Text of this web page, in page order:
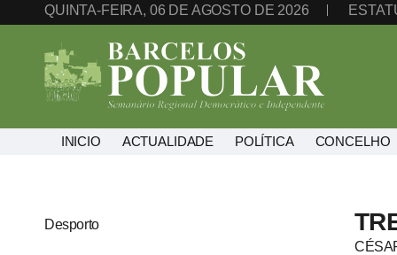
QUINTA-FEIRA, 06 DE AGOSTO DE 2026
INICIO ACTUALIDADE POLÍTICA CONCELHO
Desporto